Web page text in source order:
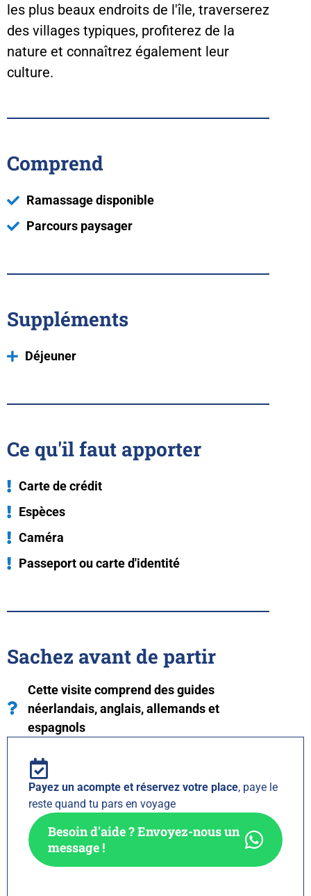
les plus beaux endroits de l'île, traverserez
des villages typiques, profiterez de la
nature et connaîtrez également leur
culture.
Comprend
Ramassage disponible
Parcours paysager
Suppléments
Déjeuner
Ce qu'il faut apporter
Carte de crédit
Espèces
Caméra
Passeport ou carte d'identité
Sachez avant de partir
Cette visite comprend des guides
néerlandais, anglais, allemands et
espagnols
Payez un acompte et réservez votre place, paye le
reste quand tu pars en voyage
Besoin d'aide ? Envoyez-nous un
message !